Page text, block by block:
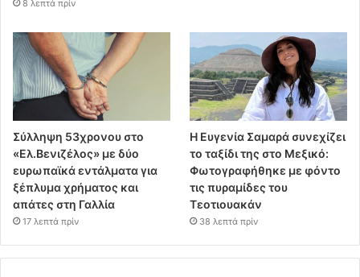
8 λεπτά πρίν
Σύλληψη 53χρονου στο
«Ελ.Βενιζέλος» με δύο
ευρωπαϊκά εντάλματα για
ξέπλυμα χρήματος και
απάτες στη Γαλλία
17 λεπτά πρίν
Η Ευγενία Σαμαρά συνεχίζει
το ταξίδι της στο Μεξικό:
Φωτογραφήθηκε με φόντο
τις πυραμίδες του
Τεοτιουακάν
38 λεπτά πρίν